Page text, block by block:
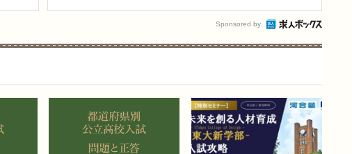
Sponsored by